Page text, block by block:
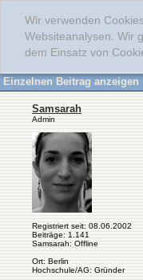
Wir verwenden
Websiteanalysen. Wir
dem Einsatz von
Einzelnen Beitrag anzeigen
Samsarah
Admin
Registriert seit: 08.06.2002
Beiträge: 1.141
Samsarah: Offline
Ort: Berlin
Hochschule/AG: Gründer